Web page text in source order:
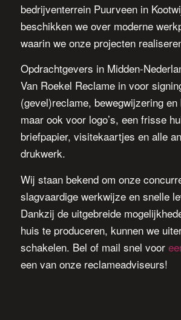
bedrijventerrein Puurveen in
beschikken we over moderne
waarin we onze projecten
Opdrachtgevers in Midden-
Van Roekel Reclame in voor
(gevel)reclame, bewegwijzering en
maar ook voor logo’s, een frisse
briefpapier, visitekaartjes en alle
drukwerk.
Wij staan bekend om onze
slagvaardige werkwijze en snelle
Dankzij de uitgebreide
huis te produceren, kunnen we
schakelen. Bel of mail snel voor
een van onze reclameadviseurs!